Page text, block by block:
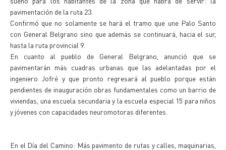
pavimentación de la ruta 23.
Confirmó que no solamente se hará el tramo que une Palo Santo
con General Belgrano sino que además se continuará, hacia el sur,
hasta la ruta provincial 9.
En cuanto al pueblo de General Belgrano, anunció que se
pavimentarán más cuadras urbanas que las adelantadas por el
ingeniero Jofré y que pronto regresará al pueblo porque están
pendientes de inauguración obras fundamentales como un barrio de
viviendas, una escuela secundaria y la escuela especial 15 para niños
y jóvenes con capacidades neuromotoras diferentes.
En el Día del Camino: Más pavimento de rutas y calles, maquinarias,